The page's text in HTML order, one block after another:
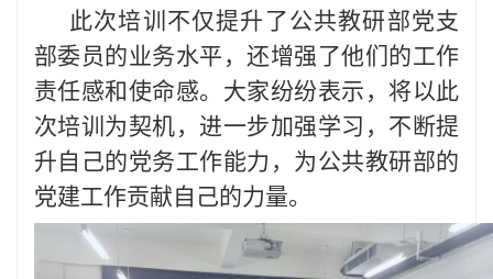
此次培训不仅提升了公共教研部党支
部委员的业务水平，还增强了他们的工作
责任感和使命感。大家纷纷表示，将以此
次培训为契机，进一步加强学习，不断提
升自己的党务工作能力，为公共教研部的
党建工作贡献自己的力量。